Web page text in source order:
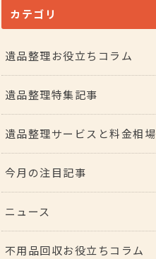
カテゴリ
遺品整理お役立ちコラム
遺品整理特集記事
遺品整理サービスと料金相場
今月の注目記事
ニュース
不用品回収お役立ちコラム